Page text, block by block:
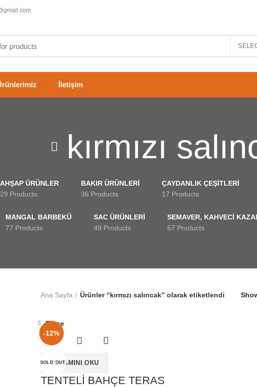
İletişim
kırmızı
AHŞAP ÜRÜNLER
29 Products
BAKIR ÜRÜNLERİ
36 Products
ÇAYDANLIK ÇEŞİTLERİ
17 Products
MANGAL BARBEKÜ
77 Products
SAC ÜRÜNLERİ
49 Products
SEMAVER, KAHVECİ
57 Products
Ana Sayfa Ürünler “kırmızı salıncak” olarak etiketlendi
-12%
SOLD OUT
DEVAMINI OKU
Close
TENTELİ BAHÇE TERAS